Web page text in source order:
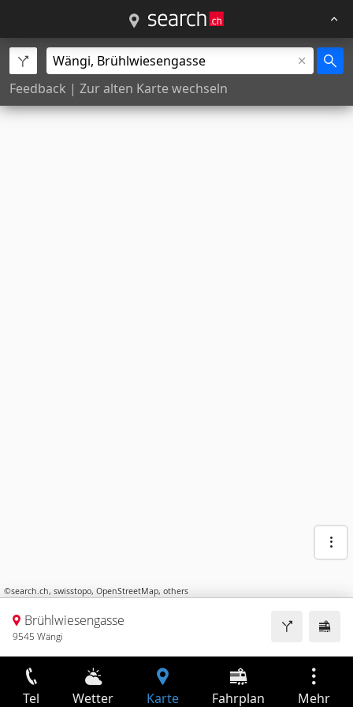
Feedback | Zur alten Karte wechseln
©search.ch, swisstopo, OpenStreetMap, others
Brühlwiesengasse
9545 Wängi
Tel Wetter Karte Fahrplan Mehr